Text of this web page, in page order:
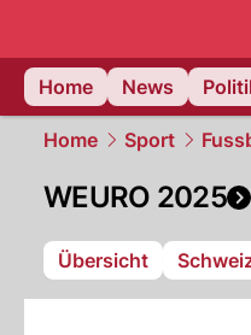
Home
News
Home Sport
WEURO 2025
Übersicht